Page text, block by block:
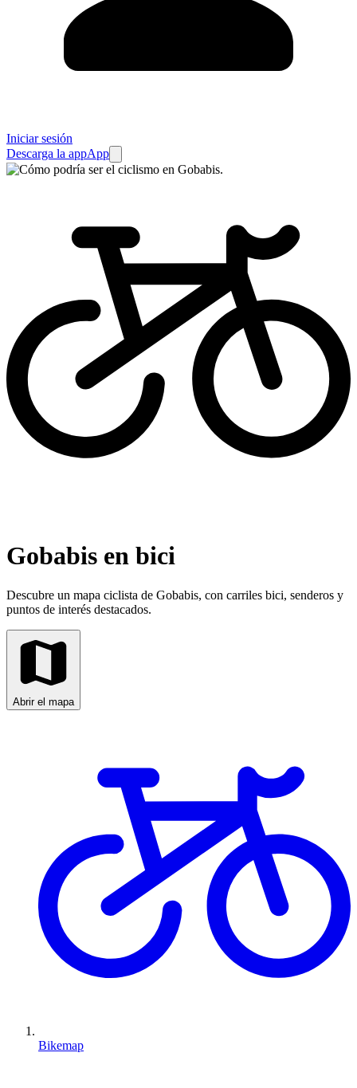
Iniciar sesión
Descarga la appApp
Gobabis en bici
Descubre un mapa ciclista de Gobabis, con carriles bici, senderos y
puntos de interés destacados.
Abrir el mapa
Bikemap